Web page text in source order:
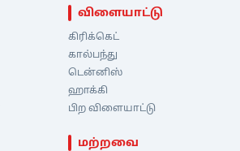
விளையாட்டு
கிரிக்கெட்
கால்பந்து
டென்னிஸ்
ஹாக்கி
பிற விளையாட்டு
மற்றவை